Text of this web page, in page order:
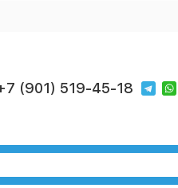
(901) 519-45-18